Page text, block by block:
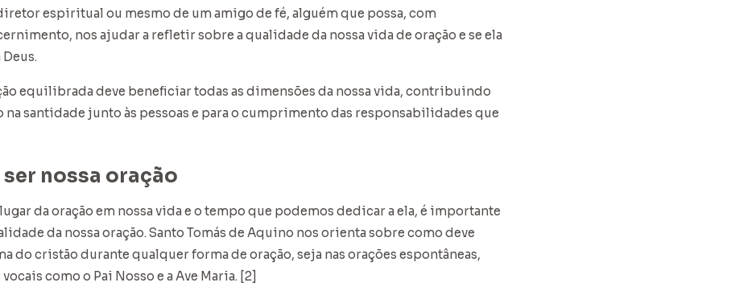
espiritual ou mesmo de um amigo de fé, alguém que possa, com
nos ajudar a refletir sobre a qualidade da nossa vida de oração e se ela
equilibrada deve beneficiar todas as dimensões da nossa vida, contribuindo
na santidade junto às pessoas e para o cumprimento das responsabilidades que
nossa oração
da oração em nossa vida e o tempo que podemos dedicar a ela, é importante
da nossa oração. Santo Tomás de Aquino nos orienta sobre como deve
do cristão durante qualquer forma de oração, seja nas orações espontâneas,
como o Pai Nosso e a Ave Maria. [2]